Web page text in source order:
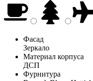
Фасад
Зеркало
Материал корпуса
ДСП
Фурнитура